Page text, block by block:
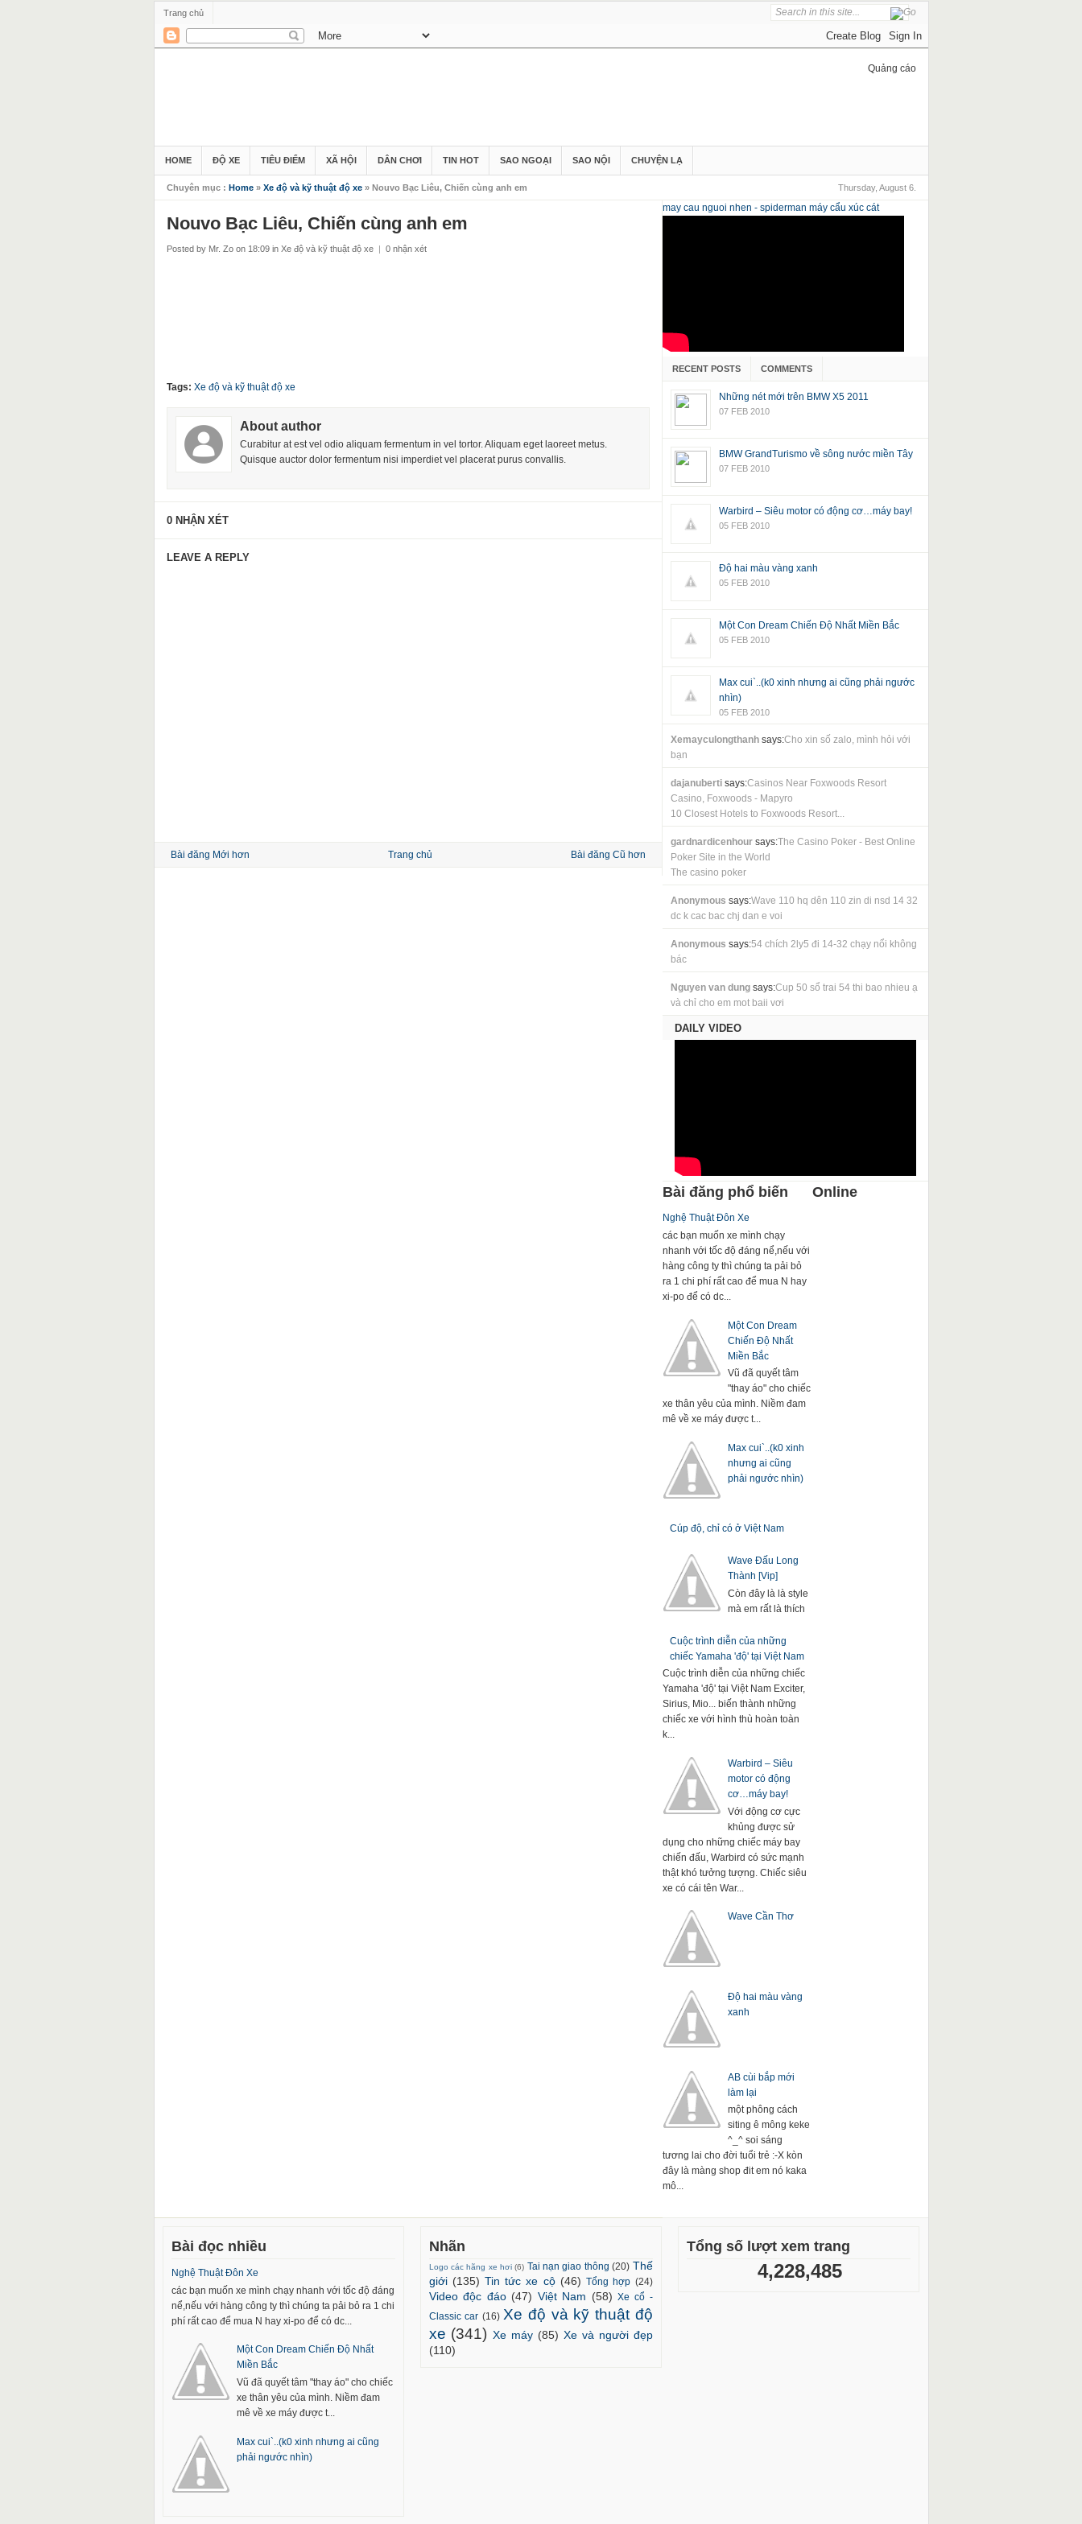
Trang chủ
Quảng cáo
HOME ĐỘ XE TIÊU ĐIỂM XÃ HỘI DÂN CHƠI TIN HOT SAO NGOẠI SAO NỘI CHUYỆN LẠ
Thursday, August 6.
Chuyên mục : Home» Xe độ và kỹ thuật độ xe» Nouvo Bạc Liêu, Chiến cùng anh em
Nouvo Bạc Liêu, Chiến cùng anh em
Posted by Mr. Zo on 18:09 in Xe độ và kỹ thuật độ xe | 0 nhận xét
Tags: Xe độ và kỹ thuật độ xe
About author
Curabitur at est vel odio aliquam fermentum in vel tortor. Aliquam eget laoreet metus.
Quisque auctor dolor fermentum nisi imperdiet vel placerat purus convallis.
0 NHẬN XÉT
LEAVE A REPLY
Bài đăng Mới hơn Bài đăng Cũ hơn
Trang chủ
may cau nguoi nhen - spiderman máy cẩu xúc cát
RECENT POSTS COMMENTS
Những nét mới trên BMW X5 2011
07 FEB 2010
BMW GrandTurismo về sông nước miền Tây
07 FEB 2010
Warbird – Siêu motor có động cơ…máy bay!
05 FEB 2010
Độ hai màu vàng xanh
05 FEB 2010
Một Con Dream Chiến Độ Nhất Miền Bắc
05 FEB 2010
Max cui`..(k0 xinh nhưng ai cũng phải ngước
nhìn)
05 FEB 2010
Xemayculongthanhsays:Cho xin số zalo, mình hỏi với
bạn
dajanubertisays:Casinos Near Foxwoods Resort
Casino, Foxwoods - Mapyro
10 Closest Hotels to Foxwoods Resort...
gardnardicenhoursays:The Casino Poker - Best Online
Poker Site in the World
The casino poker
Anonymous says:Wave 110 hq dên 110 zin di nsd 14 32
dc k cac bac chj dan e voi
Anonymous says:54 chích 2ly5 đi 14-32 chạy nổi không
bác
Nguyen van dungsays:Cup 50 sổ trai 54 thi bao nhieu ạ
và chỉ cho em mot baii vơi
DAILY VIDEO
Bài đăng phổ biến
Nghệ Thuật Đôn Xe
các bạn muốn xe mình chạy
nhanh với tốc độ đáng nể,nếu với
hàng công ty thì chúng ta pải bỏ
ra 1 chi phí rất cao để mua N hay
xi-po để có dc...
Một Con Dream
Chiến Độ Nhất
Miền Bắc
Vũ đã quyết tâm
"thay áo" cho chiếc
xe thân yêu của mình. Niềm đam
mê về xe máy được t...
Max cui`..(k0 xinh
nhưng ai cũng
phải ngước nhìn)
Cúp độ, chỉ có ở Việt Nam
Wave Đấu Long
Thành [Vip]
Còn đây là là style
mà em rất là thích
Cuộc trình diễn của những
chiếc Yamaha 'độ' tại Việt Nam
Cuộc trình diễn của những chiếc
Yamaha 'độ' tại Việt Nam Exciter,
Sirius, Mio... biến thành những
chiếc xe với hình thù hoàn toàn
k...
Warbird – Siêu
motor có động
cơ…máy bay!
Với động cơ cực
khủng được sử
dụng cho những chiếc máy bay
chiến đấu, Warbird có sức mạnh
thật khó tưởng tượng. Chiếc siêu
xe có cái tên War...
Wave Cần Thơ
Độ hai màu vàng
xanh
AB cùi bắp mới
làm lại
một phông cách
siting ê mông keke
^_^ soi sáng
tương lai cho đời tuổi trẻ :-X kòn
đây là màng shop đit em nó kaka
mô...
Online
Bài đọc nhiều
Nghệ Thuật Đôn Xe
các bạn muốn xe mình chạy nhanh với tốc độ đáng
nể,nếu với hàng công ty thì chúng ta pải bỏ ra 1 chi
phí rất cao để mua N hay xi-po để có dc...
Một Con Dream Chiến Độ Nhất
Miền Bắc
Vũ đã quyết tâm "thay áo" cho chiếc
xe thân yêu của mình. Niềm đam
mê về xe máy được t...
Max cui`..(k0 xinh nhưng ai cũng
phải ngước nhìn)
Nhãn
Logo các hãng xe hơi (6) Tai nạn giao thông (20) Thế
giới (135) Tin tức xe cộ (46) Tổng hợp (24)
Video độc đáo (47) Việt Nam (58) Xe cổ -
Classic car (16) Xe độ và kỹ thuật độ
xe (341) Xe máy (85) Xe và người đẹp
(110)
Tổng số lượt xem trang
4,228,485